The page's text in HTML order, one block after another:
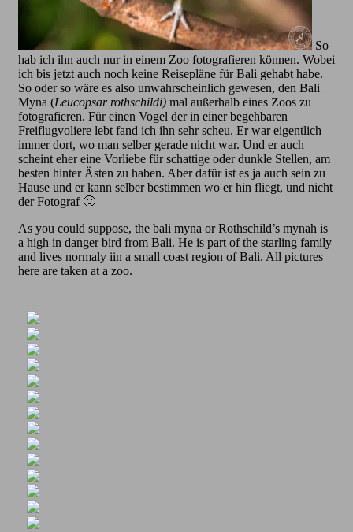
So
hab ich ihn auch nur in einem Zoo fotografieren können. Wobei
ich bis jetzt auch noch keine Reisepläne für Bali gehabt habe.
So oder so wäre es also unwahrscheinlich gewesen, den Bali
Myna (Leucopsar rothschildi) mal außerhalb eines Zoos zu
fotografieren. Für einen Vogel der in einer begehbaren
Freiflugvoliere lebt fand ich ihn sehr scheu. Er war eigentlich
immer dort, wo man selber gerade nicht war. Und er auch
scheint eher eine Vorliebe für schattige oder dunkle Stellen, am
besten hinter Ästen zu haben. Aber dafür ist es ja auch sein zu
Hause und er kann selber bestimmen wo er hin fliegt, und nicht
der Fotograf 🙂
As you could suppose, the bali myna or Rothschild’s mynah is
a high in danger bird from Bali. He is part of the starling family
and lives normaly iin a small coast region of Bali. All pictures
here are taken at a zoo.